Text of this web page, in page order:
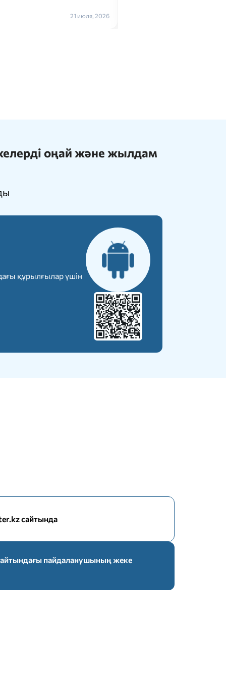
17 июля, 2026
оңай және жылдам
құрылғылар үшін
сайтында
пайдаланушының жеке